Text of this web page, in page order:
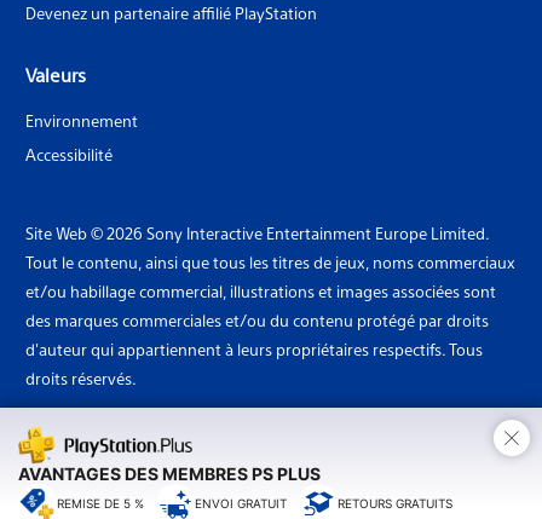
AVANTAGES DES MEMBRES PS PLUS
REMISE DE 5 % ENVOI GRATUIT RETOURS GRATUITS
×
Devenez un partenaire affilié PlayStation
Valeurs
Environnement
Accessibilité
Site Web © 2026 Sony Interactive Entertainment Europe Limited.
Tout le contenu, ainsi que tous les titres de jeux, noms commerciaux
et/ou habillage commercial, illustrations et images associées sont
des marques commerciales et/ou du contenu protégé par droits
d'auteur qui appartiennent à leurs propriétaires respectifs. Tous
droits réservés.
Pays: Luxembourg